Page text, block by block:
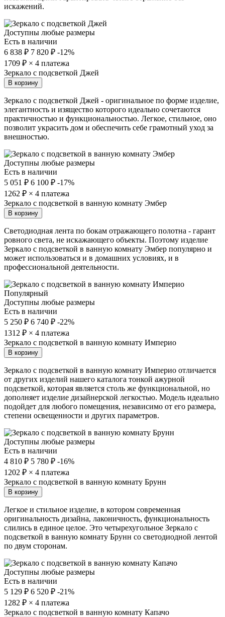
искажений.
Доступны любые размеры
Есть в наличии
6 838 ₽ 7 820 ₽ -12%
1709 ₽ × 4 платежа
Зеркало с подсветкой Джей
В корзину
Зеркало с подсветкой Джей - оригинальное по форме изделие,
элегантность и изящество которого идеально сочетаются
практичностью и функциональностью. Легкое, стильное, оно
позволит украсить дом и обеспечить себе грамотный уход за
внешностью.
Доступны любые размеры
Есть в наличии
5 051 ₽ 6 100 ₽ -17%
1262 ₽ × 4 платежа
Зеркало с подсветкой в ванную комнату Эмбер
В корзину
Светодиодная лента по бокам отражающего полотна - гарант
ровного света, не искажающего объекты. Поэтому изделие
Зеркало с подсветкой в ванную комнату Эмбер популярно и
может использоваться и в домашних условиях, и в
профессиональной деятельности.
Популярный
Доступны любые размеры
Есть в наличии
5 250 ₽ 6 740 ₽ -22%
1312 ₽ × 4 платежа
Зеркало с подсветкой в ванную комнату Империо
В корзину
Зеркало с подсветкой в ванную комнату Империо отличается
от других изделий нашего каталога тонкой ажурной
подсветкой, которая является столь же функциональной, но
дополняет изделие дизайнерской легкостью. Модель идеально
подойдет для любого помещения, независимо от его размера,
степени освещенности и других параметров.
Доступны любые размеры
Есть в наличии
4 810 ₽ 5 780 ₽ -16%
1202 ₽ × 4 платежа
Зеркало с подсветкой в ванную комнату Брунн
В корзину
Легкое и стильное изделие, в котором современная
оригинальность дизайна, лаконичность, функциональность
слились в единое целое. Это четырехугольное Зеркало с
подсветкой в ванную комнату Брунн со светодиодной лентой
по двум сторонам.
Доступны любые размеры
Есть в наличии
5 129 ₽ 6 520 ₽ -21%
1282 ₽ × 4 платежа
Зеркало с подсветкой в ванную комнату Капачо